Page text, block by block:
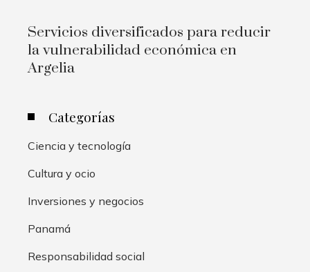
Servicios diversificados para reducir
la vulnerabilidad económica en
Argelia
Categorías
Ciencia y tecnología
Cultura y ocio
Inversiones y negocios
Panamá
Responsabilidad social